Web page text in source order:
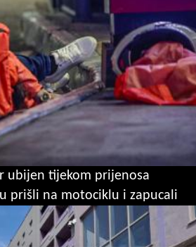
ubijen tijekom prijenosa
prišli na motociklu i zapucali